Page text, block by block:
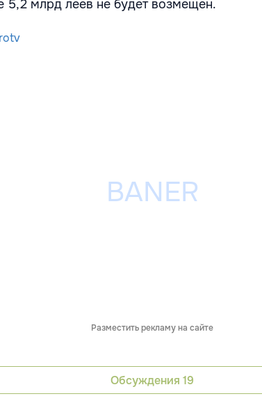
5,2 млрд леев не будет возмещен.
Разместить рекламу на сайте
Обсуждения 19